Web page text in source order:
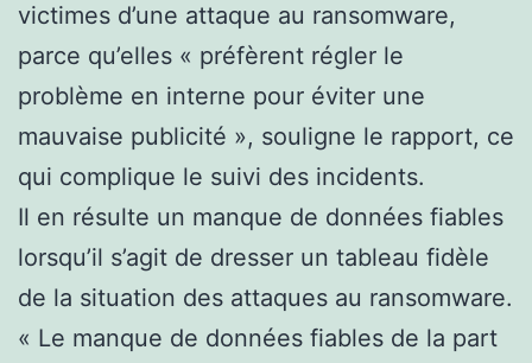
victimes d’une attaque au ransomware,
parce qu’elles « préfèrent régler le
problème en interne pour éviter une
mauvaise publicité », souligne le rapport, ce
qui complique le suivi des incidents.
Il en résulte un manque de données fiables
lorsqu’il s’agit de dresser un tableau fidèle
de la situation des attaques au ransomware.
« Le manque de données fiables de la part